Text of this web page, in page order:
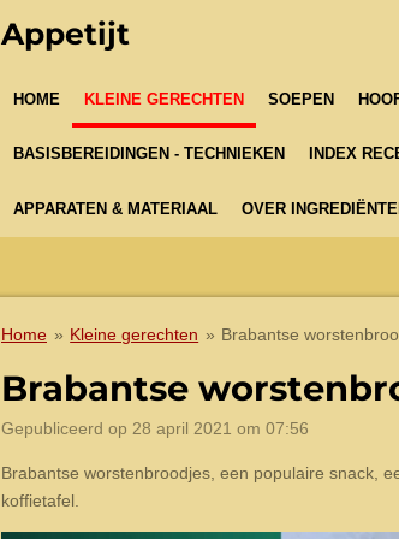
Appetijt
HOME KLEINE GERECHTEN SOEPEN
BASISBEREIDINGEN - TECHNIEKEN INDEX
APPARATEN & MATERIAAL OVER
Home » Kleine gerechten » Brabantse
Brabantse
Gepubliceerd op 28 april 2021 om 07:56
Brabantse worstenbroodjes, een populaire snack,
koffietafel.